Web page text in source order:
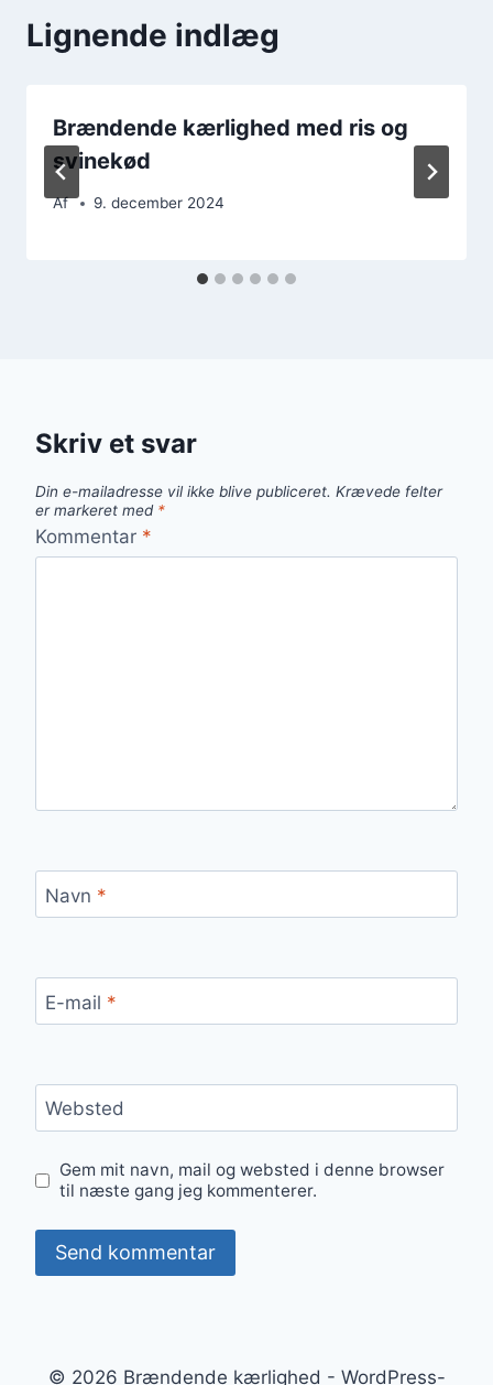
Lignende indlæg
Brændende kærlighed med ris og
svinekød
Af 9. december 2024
Skriv et svar
Din e-mailadresse vil ikke blive publiceret. Krævede felter
er markeret med *
Kommentar *
Navn *
E-mail *
Websted
Gem mit navn, mail og websted i denne browser
til næste gang jeg kommenterer.
© 2026 Brændende kærlighed - WordPress-